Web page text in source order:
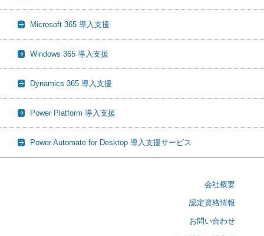
Microsoft 365 導入支援
Windows 365 導入支援
Dynamics 365 導入支援
Power Platform 導入支援
Power Automate for Desktop 導入支援サービス
会社概要
認定資格情報
お問い合わせ